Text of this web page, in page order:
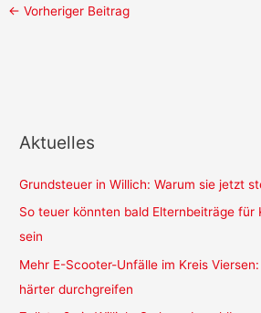
← Vorheriger Beitrag
Aktuelles
Grundsteuer in Willich: Warum sie jetzt
So teuer könnten bald Elternbeiträge für
sein
Mehr E-Scooter-Unfälle im Kreis
härter durchgreifen